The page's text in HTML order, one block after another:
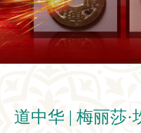
道中华 | 梅丽莎